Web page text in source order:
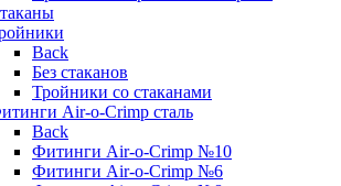
Back
Без стаканов
Тройники со стаканами
Air-o-Crimp сталь
Back
Фитинги Air-o-Crimp №10
Фитинги Air-o-Crimp №6